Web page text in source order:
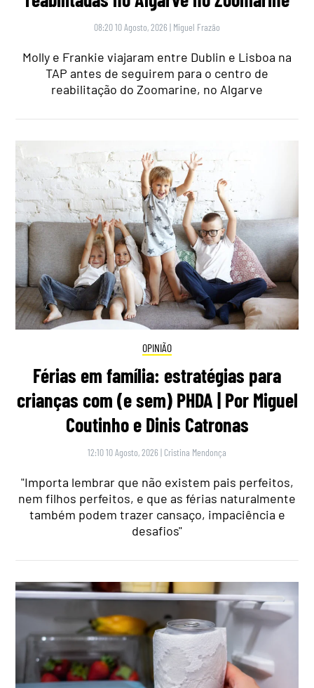
08:20 10 Agosto, 2026 | Miguel Frazão
Molly e Frankie viajaram entre Dublin e Lisboa na
TAP antes de seguirem para o centro de
reabilitação do Zoomarine, no Algarve
OPINIÃO
Férias em família: estratégias para
crianças com (e sem) PHDA | Por Miguel
Coutinho e Dinis Catronas
12:10 10 Agosto, 2026 | Cristina Mendonça
"Importa lembrar que não existem pais perfeitos,
nem filhos perfeitos, e que as férias naturalmente
também podem trazer cansaço, impaciência e
desafios"